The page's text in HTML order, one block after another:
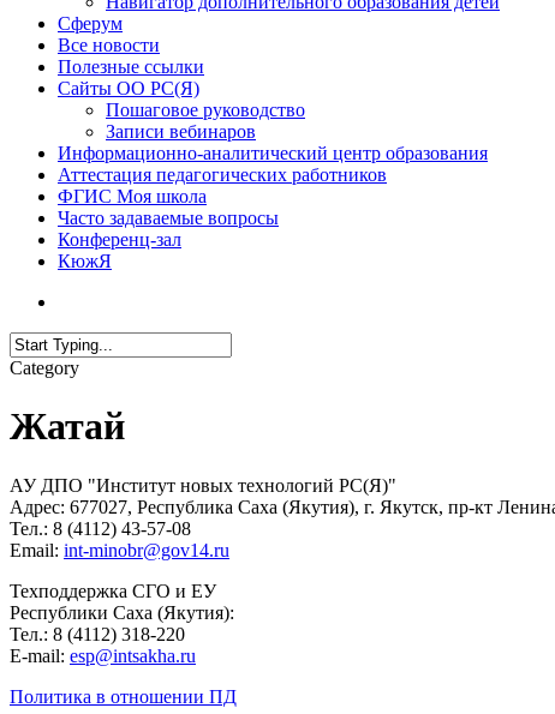
Сферум
Все новости
Полезные ссылки
Сайты ОО РС(Я)
Пошаговое руководство
Записи вебинаров
Информационно-аналитический центр образования
Аттестация педагогических работников
ФГИС Моя школа
Часто задаваемые вопросы
Конференц-зал
КюжЯ
Category
Жатай
АУ ДПО "Институт новых технологий РС(Я)"
Адрес: 677027, Республика Саха (Якутия), г. Якутск, пр-кт
Тел.: 8 (4112) 43-57-08
Email: int-minobr@gov14.ru
Техподдержка СГО и ЕУ
Республики Саха (Якутия):
Тел.: 8 (4112) 318-220
E-mail: esp@intsakha.ru
Политика в отношении ПД